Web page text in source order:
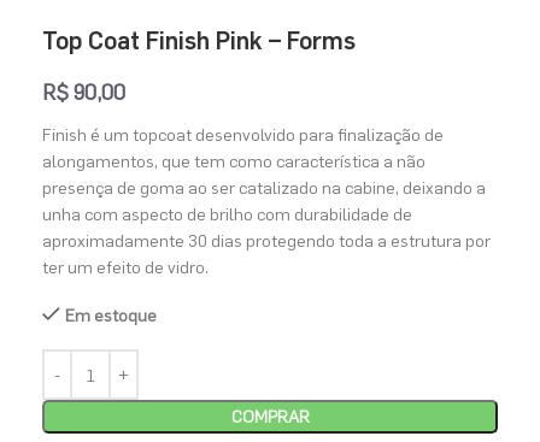
Top Coat Finish Pink – Forms
R$90,00
Finish é um topcoat desenvolvido para finalização de
alongamentos, que tem como característica a não
presença de goma ao ser catalizado na cabine, deixando a
unha com aspecto de brilho com durabilidade de
aproximadamente 30 dias protegendo toda a estrutura por
ter um efeito de vidro.
Em estoque
COMPRAR